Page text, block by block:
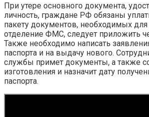
При утере основного документа,
личность, граждане РФ обязаны
пакету документов, необходимых для
отделение ФМС, следует приложить
Также необходимо написать
паспорта и на выдачу нового.
службы примет документы, а также
изготовления и назначит дату
паспорта.